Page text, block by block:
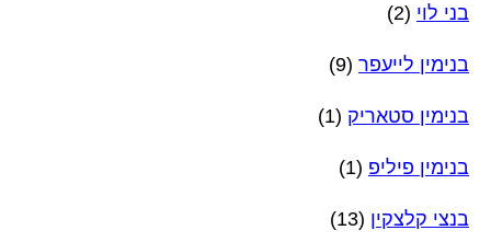
בני לוי (2)
בנימין לייעפר (9)
בנימין סטאריק (1)
בנימין פיליפ (1)
בנצי קלצקין (13)